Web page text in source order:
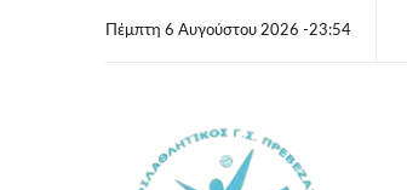
Πέμπτη 6 Αυγούστου 2026 -23:54